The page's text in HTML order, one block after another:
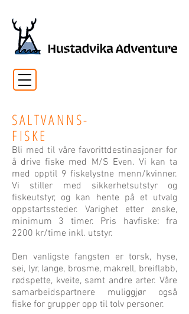
SALTVANNS-
FISKE
Bli med til våre favorittdestinasjoner for
å drive fiske med M/S Even. Vi kan ta
med opptil 9 fiskelystne menn/kvinner.
Vi stiller med sikkerhetsutstyr og
fiskeutstyr, og kan hente på et utvalg
oppstartssteder. Varighet etter ønske,
minimum 3 timer. Pris havfiske: fra
2200 kr/time inkl. utstyr.
Den vanligste fangsten er torsk, hyse,
sei, lyr, lange, brosme, makrell, breiflabb,
rødspette, kveite, samt andre arter. Våre
samarbeidspartnere muliggjør også
fiske for grupper opp til tolv personer.